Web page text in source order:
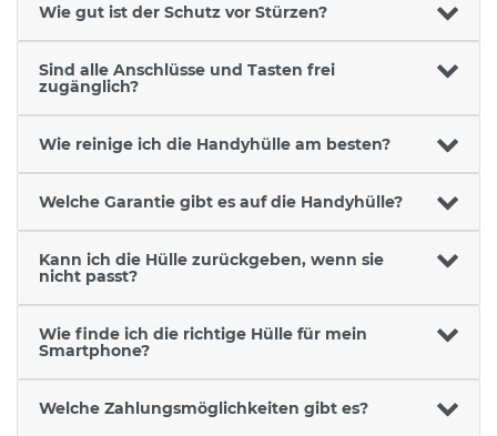
Wie gut ist der Schutz vor Stürzen?
Sind alle Anschlüsse und Tasten frei
zugänglich?
Wie reinige ich die Handyhülle am besten?
Welche Garantie gibt es auf die Handyhülle?
Kann ich die Hülle zurückgeben, wenn sie
nicht passt?
Wie finde ich die richtige Hülle für mein
Smartphone?
Welche Zahlungsmöglichkeiten gibt es?